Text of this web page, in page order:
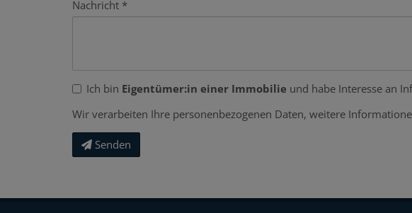
Nachricht
Ich bin Eigentümer:in einer Immobilie und habe Interesse an
Wir verarbeiten Ihre personenbezogenen Daten, weitere
Senden